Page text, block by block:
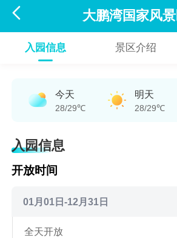
 大鹏湾国家风
入园信息 景区介绍
今天
28/29℃
明天
28/29℃
入园信息
开放时间
01月01日-12月31日
全天开放